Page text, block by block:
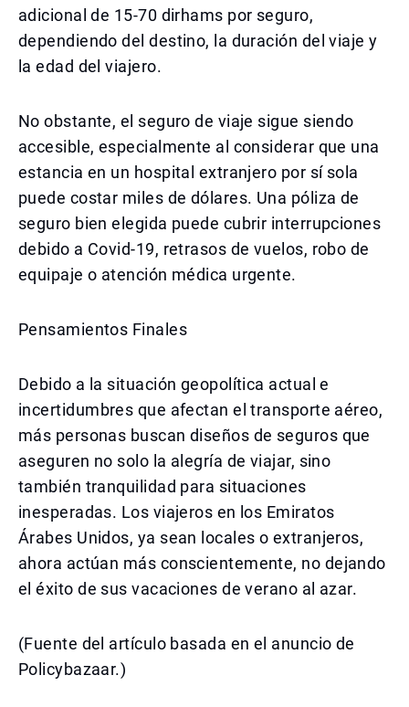
adicional de 15-70 dirhams por seguro,
dependiendo del destino, la duración del viaje y
la edad del viajero.
No obstante, el seguro de viaje sigue siendo
accesible, especialmente al considerar que una
estancia en un hospital extranjero por sí sola
puede costar miles de dólares. Una póliza de
seguro bien elegida puede cubrir interrupciones
debido a Covid-19, retrasos de vuelos, robo de
equipaje o atención médica urgente.
Pensamientos Finales
Debido a la situación geopolítica actual e
incertidumbres que afectan el transporte aéreo,
más personas buscan diseños de seguros que
aseguren no solo la alegría de viajar, sino
también tranquilidad para situaciones
inesperadas. Los viajeros en los Emiratos
Árabes Unidos, ya sean locales o extranjeros,
ahora actúan más conscientemente, no dejando
el éxito de sus vacaciones de verano al azar.
(Fuente del artículo basada en el anuncio de
Policybazaar.)